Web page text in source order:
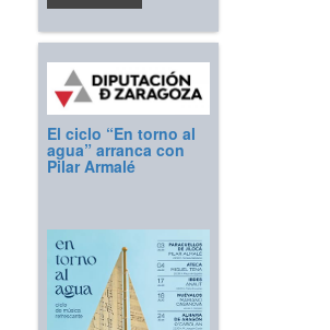
El ciclo “En torno al
agua” arranca con
Pilar Armalé